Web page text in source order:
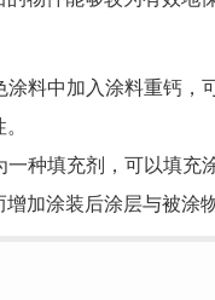
料中加入涂料重钙，
种填充剂，可以填充
加涂装后涂层与被涂